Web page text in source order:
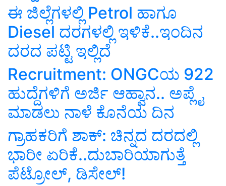
ಈ ಜಿಲ್ಲೆಗಳಲ್ಲಿ Petrol ಹಾಗೂ
Diesel ದರಗಳಲ್ಲಿ ಇಳಿಕೆ..ಇಂದಿನ
ದರದ ಪಟ್ಟಿ ಇಲ್ಲಿದೆ
Recruitment: ONGCಯ 922
ಹುದ್ದೆಗಳಿಗೆ ಅರ್ಜಿ ಆಹ್ವಾನ.. ಅಪ್ಲೈ
ಮಾಡಲು ನಾಳೆ ಕೊನೆಯ ದಿನ
ಗ್ರಾಹಕರಿಗೆ ಶಾಕ್‌: ಚಿನ್ನದ ದರದಲ್ಲಿ
ಭಾರೀ ಏರಿಕೆ..ದುಬಾರಿಯಾಗುತ್ತೆ
ಪೆಟ್ರೋಲ್‌, ಡಿಸೇಲ್‌!